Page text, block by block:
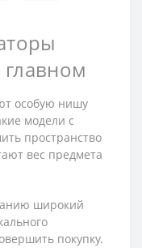
главном
особую нишу
модели с
пространство
вес предмета
широкий
покупку.